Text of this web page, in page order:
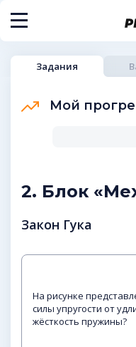
Задания
Мой
2. Блок
Закон Гука
На рисунке
силы упругости от
жёсткость пружины?